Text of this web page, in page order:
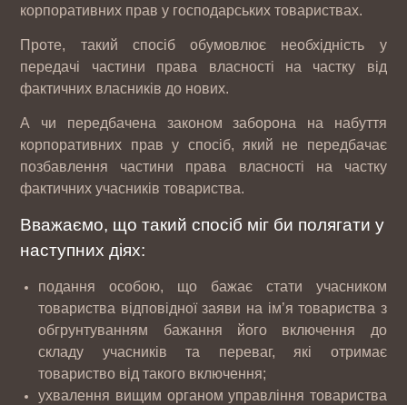
корпоративних прав у господарських товариствах.
Проте, такий спосіб обумовлює необхідність у
передачі частини права власності на частку від
фактичних власників до нових.
А чи передбачена законом заборона на набуття
корпоративних прав у спосіб, який не передбачає
позбавлення частини права власності на частку
фактичних учасників товариства.
Вважаємо, що такий спосіб міг би полягати у
наступних діях:
подання особою, що бажає стати учасником
товариства відповідної заяви на ім’я товариства з
обгрунтуванням бажання його включення до
складу учасників та переваг, які отримає
товариство від такого включення;
ухвалення вищим органом управління товариства